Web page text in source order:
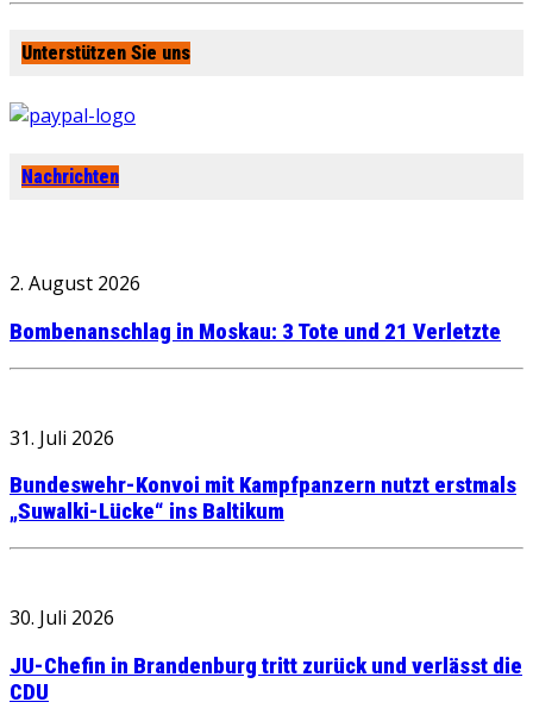
Unterstützen Sie uns
Nachrichten
2. August 2026
Bombenanschlag in Moskau: 3 Tote und 21 Verletzte
31. Juli 2026
Bundeswehr-Konvoi mit Kampfpanzern nutzt erstmals
„Suwalki-Lücke“ ins Baltikum
30. Juli 2026
JU-Chefin in Brandenburg tritt zurück und verlässt die
CDU